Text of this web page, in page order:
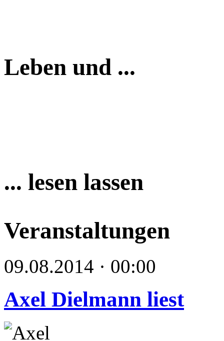
Leben und ...
... lesen lassen
Veranstaltungen
09.08.2014 · 00:00
Axel Dielmann liest